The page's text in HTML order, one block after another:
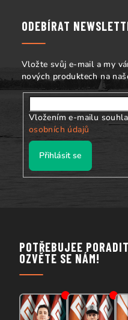
ODEBÍRAT
Vložte svůj e-mail a my
nových produktech na
Vložením e-mailu
osobních údajů
Přihlásit se
POTŘEBUJEE
OZVĚTE SE NÁM!